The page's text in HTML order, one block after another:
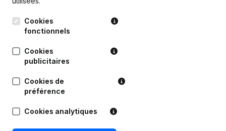
Cookies
fonctionnels
Cookies
publicitaires
Cookies de
préférence
Cookies analytiques
Leuvensesteenweg
1800 Vilvoorde
Compliance et prévention
de la fraude
Consulter des comptes